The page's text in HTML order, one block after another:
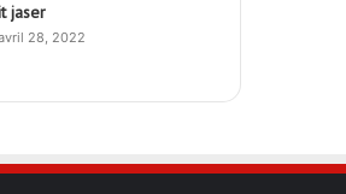
jaser
28, 2022